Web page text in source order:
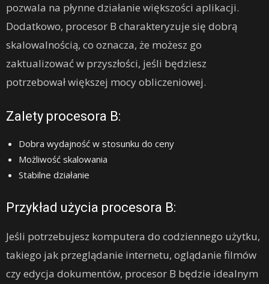
pozwala na płynne działanie większości aplikacji.
Dodatkowo, procesor B charakteryzuje się dobrą
skalowalnością, co oznacza, że możesz go
zaktualizować w przyszłości, jeśli będziesz
potrzebował większej mocy obliczeniowej.
Zalety procesora B:
Dobra wydajność w stosunku do ceny
Możliwość skalowania
Stabilne działanie
Przykład użycia procesora B:
Jeśli potrzebujesz komputera do codziennego użytku,
takiego jak przeglądanie internetu, oglądanie filmów
czy edycja dokumentów, procesor B będzie idealnym